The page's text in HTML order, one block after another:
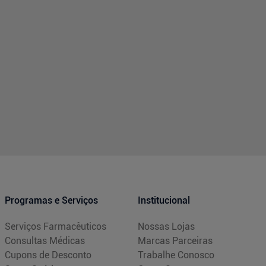
Programas e Serviços
Serviços Farmacêuticos
Consultas Médicas
Cupons de Desconto
Institucional
Nossas Lojas
Marcas Parceiras
Trabalhe Conosco